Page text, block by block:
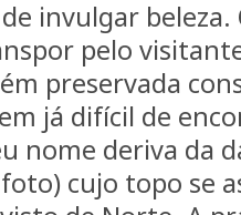
invulgar beleza.
pelo
preservada
já difícil de
nome deriva da
cujo topo se